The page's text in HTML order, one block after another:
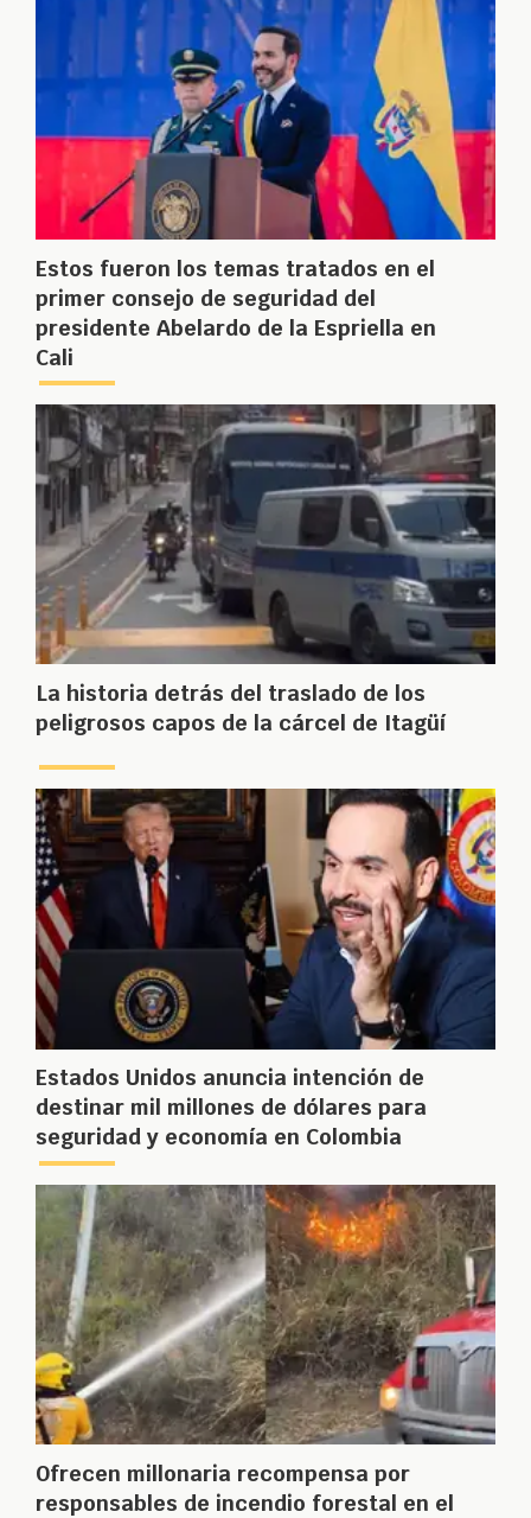
Estos fueron los temas tratados en el
primer consejo de seguridad del
presidente Abelardo de la Espriella en
Cali
La historia detrás del traslado de los
peligrosos capos de la cárcel de Itagüí
Estados Unidos anuncia intención de
destinar mil millones de dólares para
seguridad y economía en Colombia
Ofrecen millonaria recompensa por
responsables de incendio forestal en el